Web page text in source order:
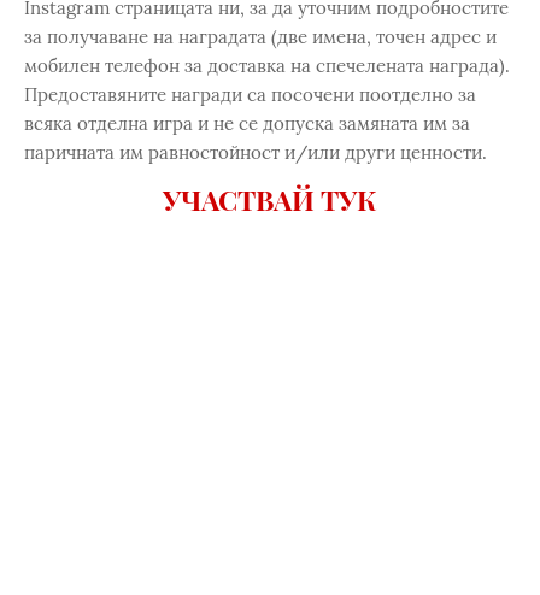
Instagram страницата ни, за да уточним подробностите
за получаване на наградата (две имена, точен адрес и
мобилен телефон за доставка на спечелената награда).
Предоставяните награди са посочени поотделно за
всяка отделна игра и не се допуска замяната им за
паричната им равностойност и/или други ценности.
УЧАСТВАЙ ТУК